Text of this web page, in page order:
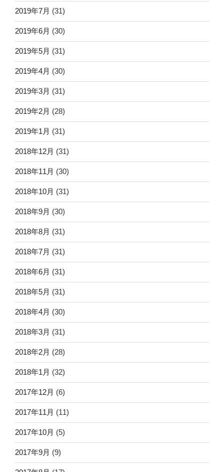
2019年7月 (31)
2019年6月 (30)
2019年5月 (31)
2019年4月 (30)
2019年3月 (31)
2019年2月 (28)
2019年1月 (31)
2018年12月 (31)
2018年11月 (30)
2018年10月 (31)
2018年9月 (30)
2018年8月 (31)
2018年7月 (31)
2018年6月 (31)
2018年5月 (31)
2018年4月 (30)
2018年3月 (31)
2018年2月 (28)
2018年1月 (32)
2017年12月 (6)
2017年11月 (11)
2017年10月 (5)
2017年9月 (9)